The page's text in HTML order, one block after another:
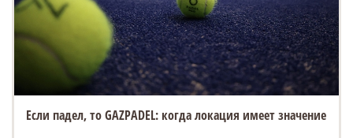
Если падел, то GAZPADEL: когда локация имеет значение